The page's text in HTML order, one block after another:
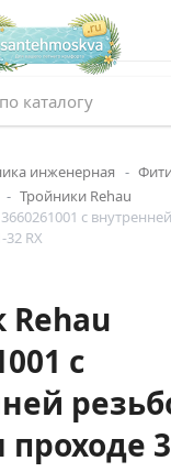
инженерная
Тройники Rehau
с
RX
Rehau
с